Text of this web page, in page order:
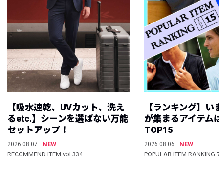
【吸水速乾、UVカット、洗え
るetc.】シーンを選ばない万能
セットアップ！
2026.08.07
NEW
RECOMMEND ITEM vol.334
【ランキング】
が集まるアイテム
TOP15
2026.08.06
NEW
POPULAR ITEM